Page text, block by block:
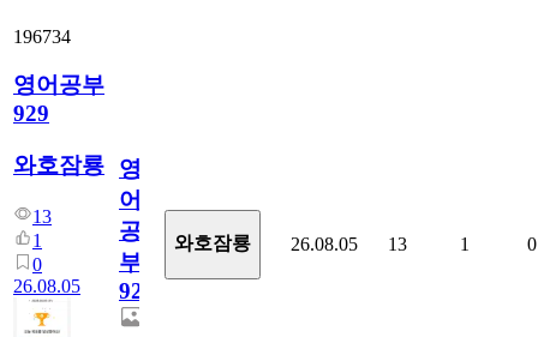
196734
영어공부
929
와호잠룡
13
1
0
26.08.05
영
어
공
부
929
와호잠룡 26.08.05 13 1 0